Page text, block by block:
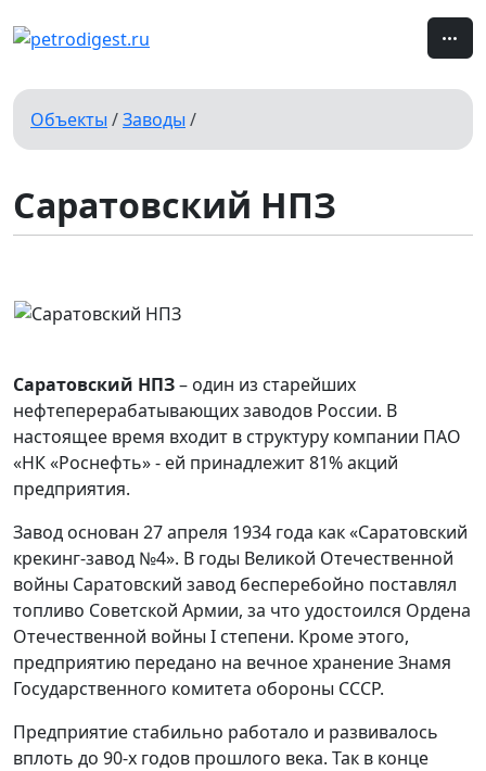
Объекты /Заводы /
Саратовский НПЗ
Саратовский НПЗ– один из старейших
нефтеперерабатывающих заводов России. В
настоящее время входит в структуру компании ПАО
«НК «Роснефть» - ей принадлежит 81% акций
предприятия.
Завод основан 27 апреля 1934 года как «Саратовский
крекинг-завод №4». В годы Великой Отечественной
войны Саратовский завод бесперебойно поставлял
топливо Советской Армии, за что удостоился Ордена
Отечественной войны I степени. Кроме этого,
предприятию передано на вечное хранение Знамя
Государственного комитета обороны СССР.
Предприятие стабильно работало и развивалось
вплоть до 90-х годов прошлого века. Так в конце